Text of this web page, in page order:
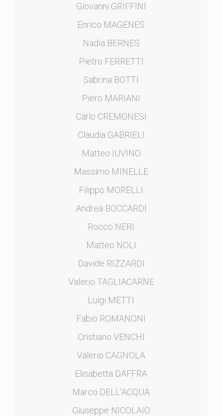
Giovanni GRIFFINI
Enrico MAGENES
Nadia BERNES
Pietro FERRETTI
Sabrina BOTTI
Piero MARIANI
Carlo CREMONESI
Claudia GABRIELI
Matteo IUVINO
Massimo MINELLE
Filippo MORELLI
Andrea BOCCARDI
Rocco NERI
Matteo NOLI
Davide RIZZARDI
Valerio TAGLIACARNE
Luigi METTI
Fabio ROMANONI
Cristiano VENCHI
Valerio CAGNOLA
Elisabetta DAFFRA
Marco DELL’ACQUA
Giuseppe NICOLAIO